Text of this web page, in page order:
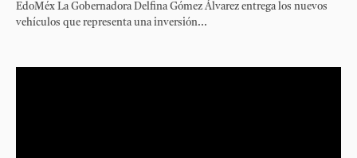
EdoMéx La Gobernadora Delfina Gómez Álvarez entrega los nuevos
vehículos que representa una inversión...